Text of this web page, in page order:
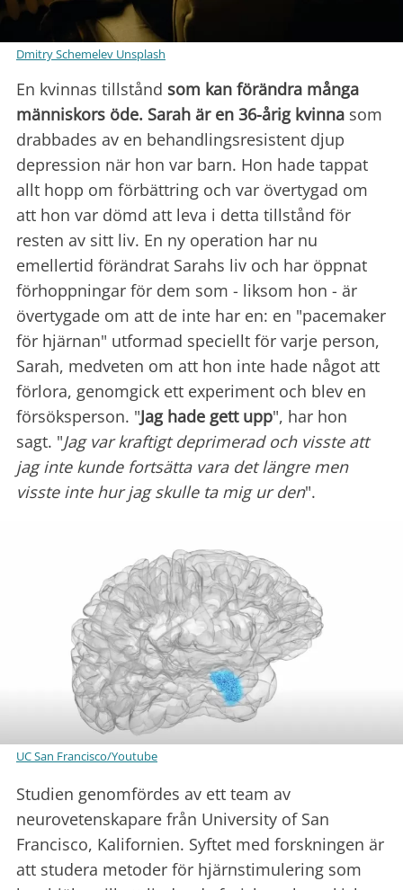
Dmitry Schemelev Unsplash
En kvinnas tillstånd som kan förändra många
människors öde. Sarah är en 36-årig kvinna som
drabbades av en behandlingsresistent djup
depression när hon var barn. Hon hade tappat
allt hopp om förbättring och var övertygad om
att hon var dömd att leva i detta tillstånd för
resten av sitt liv. En ny operation har nu
emellertid förändrat Sarahs liv och har öppnat
förhoppningar för dem som - liksom hon - är
övertygade om att de inte har en: en "pacemaker
för hjärnan" utformad speciellt för varje person,
Sarah, medveten om att hon inte hade något att
förlora, genomgick ett experiment och blev en
försöksperson. "Jag hade gett upp", har hon
sagt. "Jag var kraftigt deprimerad och visste att
jag inte kunde fortsätta vara det längre men
visste inte hur jag skulle ta mig ur den".
UC San Francisco/Youtube
Studien genomfördes av ett team av
neurovetenskapare från University of San
Francisco, Kalifornien. Syftet med forskningen är
att studera metoder för hjärnstimulering som